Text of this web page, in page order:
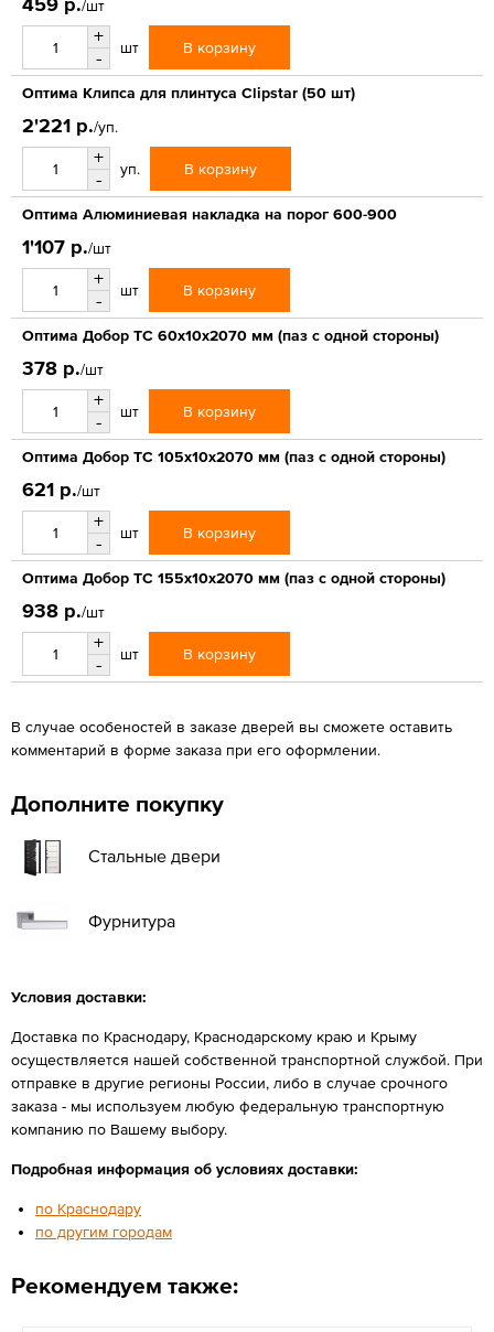
/шт
+
-
шт В корзину
Оптима Клипса для плинтуса Clipstar (50 шт)
2'221 р./уп.
+
-
уп. В корзину
Оптима Алюминиевая накладка на порог 600-900
1'107 р./шт
+
-
шт В корзину
Оптима Добор ТС 60х10х2070 мм (паз с одной стороны)
378 р./шт
+
-
шт В корзину
Оптима Добор ТС 105х10х2070 мм (паз с одной стороны)
621 р./шт
+
-
шт В корзину
Оптима Добор ТС 155х10х2070 мм (паз с одной стороны)
938 р./шт
+
-
шт В корзину
В случае особеностей в заказе дверей вы сможете оставить
комментарий в форме заказа при его оформлении.
Дополните покупку
Стальные двери
Фурнитура
Условия доставки:
Доставка по Краснодару, Краснодарскому краю и Крыму
осуществляется нашей собственной транспортной службой. При
отправке в другие регионы России, либо в случае срочного
заказа - мы используем любую федеральную транспортную
компанию по Вашему выбору.
Подробная информация об условиях доставки:
по Краснодару
по другим городам
Рекомендуем также: